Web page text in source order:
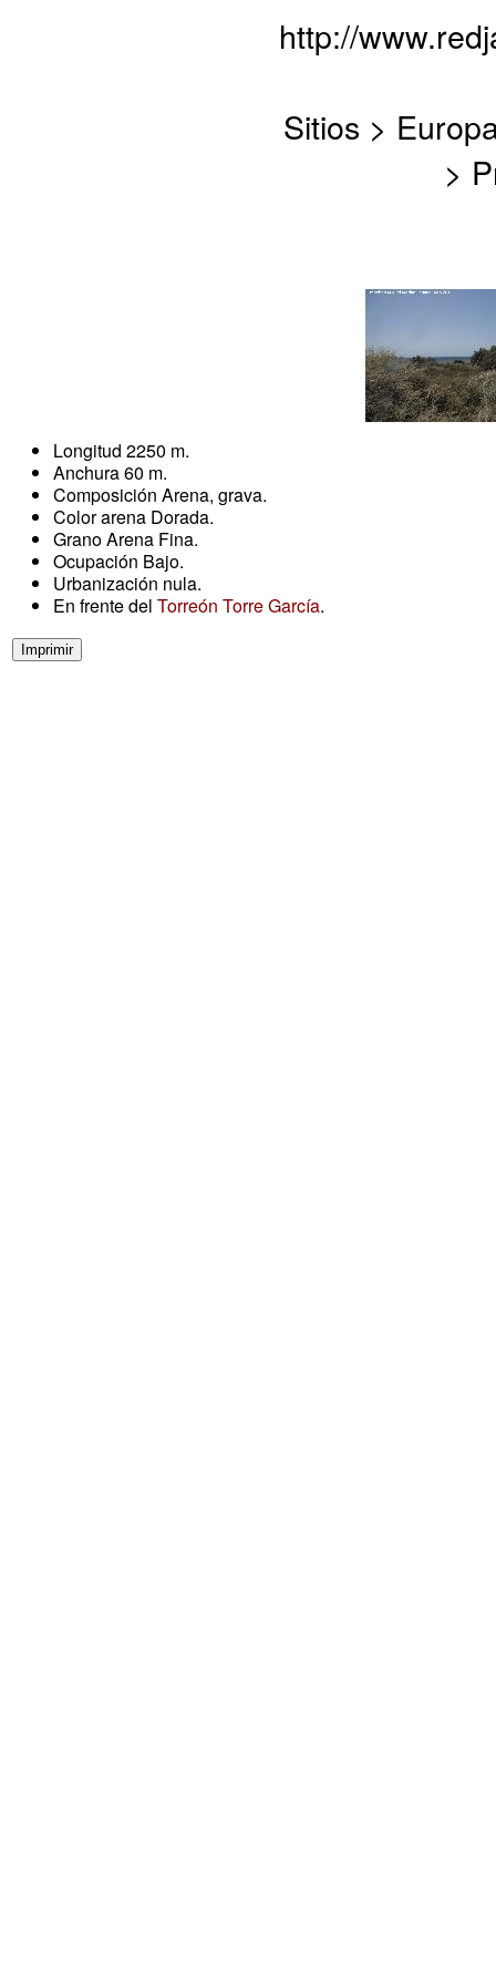
http://
Sitios >
>
Longitud 2250 m.
Anchura 60 m.
Composición Arena, grava.
Color arena Dorada.
Grano Arena Fina.
Ocupación Bajo.
Urbanización nula.
En frente del Torreón Torre García.